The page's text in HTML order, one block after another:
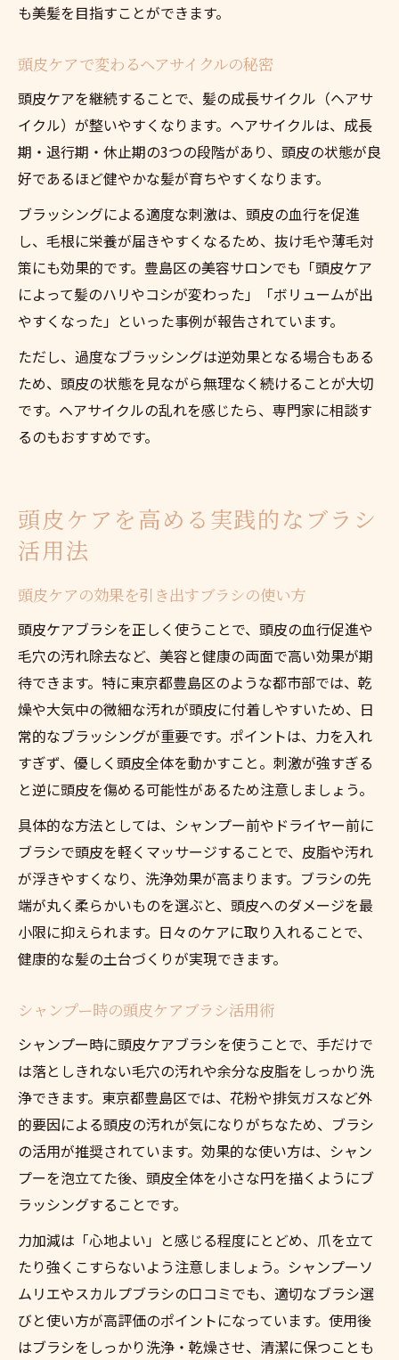
も美髪を目指すことができます。
頭皮ケアで変わるヘアサイクルの秘密
頭皮ケアを継続することで、髪の成長サイクル（ヘアサ
イクル）が整いやすくなります。ヘアサイクルは、成長
期・退行期・休止期の3つの段階があり、頭皮の状態が良
好であるほど健やかな髪が育ちやすくなります。
ブラッシングによる適度な刺激は、頭皮の血行を促進
し、毛根に栄養が届きやすくなるため、抜け毛や薄毛対
策にも効果的です。豊島区の美容サロンでも「頭皮ケア
によって髪のハリやコシが変わった」「ボリュームが出
やすくなった」といった事例が報告されています。
ただし、過度なブラッシングは逆効果となる場合もある
ため、頭皮の状態を見ながら無理なく続けることが大切
です。ヘアサイクルの乱れを感じたら、専門家に相談す
るのもおすすめです。
頭皮ケアを高める実践的なブラシ
活用法
頭皮ケアの効果を引き出すブラシの使い方
頭皮ケアブラシを正しく使うことで、頭皮の血行促進や
毛穴の汚れ除去など、美容と健康の両面で高い効果が期
待できます。特に東京都豊島区のような都市部では、乾
燥や大気中の微細な汚れが頭皮に付着しやすいため、日
常的なブラッシングが重要です。ポイントは、力を入れ
すぎず、優しく頭皮全体を動かすこと。刺激が強すぎる
と逆に頭皮を傷める可能性があるため注意しましょう。
具体的な方法としては、シャンプー前やドライヤー前に
ブラシで頭皮を軽くマッサージすることで、皮脂や汚れ
が浮きやすくなり、洗浄効果が高まります。ブラシの先
端が丸く柔らかいものを選ぶと、頭皮へのダメージを最
小限に抑えられます。日々のケアに取り入れることで、
健康的な髪の土台づくりが実現できます。
シャンプー時の頭皮ケアブラシ活用術
シャンプー時に頭皮ケアブラシを使うことで、手だけで
は落としきれない毛穴の汚れや余分な皮脂をしっかり洗
浄できます。東京都豊島区では、花粉や排気ガスなど外
的要因による頭皮の汚れが気になりがちなため、ブラシ
の活用が推奨されています。効果的な使い方は、シャン
プーを泡立てた後、頭皮全体を小さな円を描くようにブ
ラッシングすることです。
力加減は「心地よい」と感じる程度にとどめ、爪を立て
たり強くこすらないよう注意しましょう。シャンプーソ
ムリエやスカルプブラシの口コミでも、適切なブラシ選
びと使い方が高評価のポイントになっています。使用後
はブラシをしっかり洗浄・乾燥させ、清潔に保つことも